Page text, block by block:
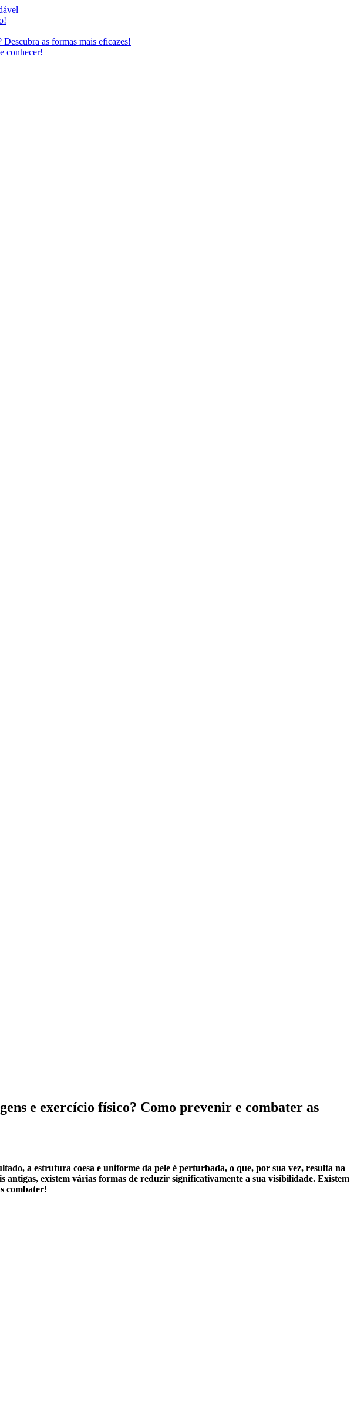
as formas mais eficazes!
conhecer!
e exercício físico? Como prevenir e combater as
a estrutura coesa e uniforme da pele é perturbada, o que, por sua vez, resulta na
existem várias formas de reduzir significativamente a sua visibilidade. Existem
combater!